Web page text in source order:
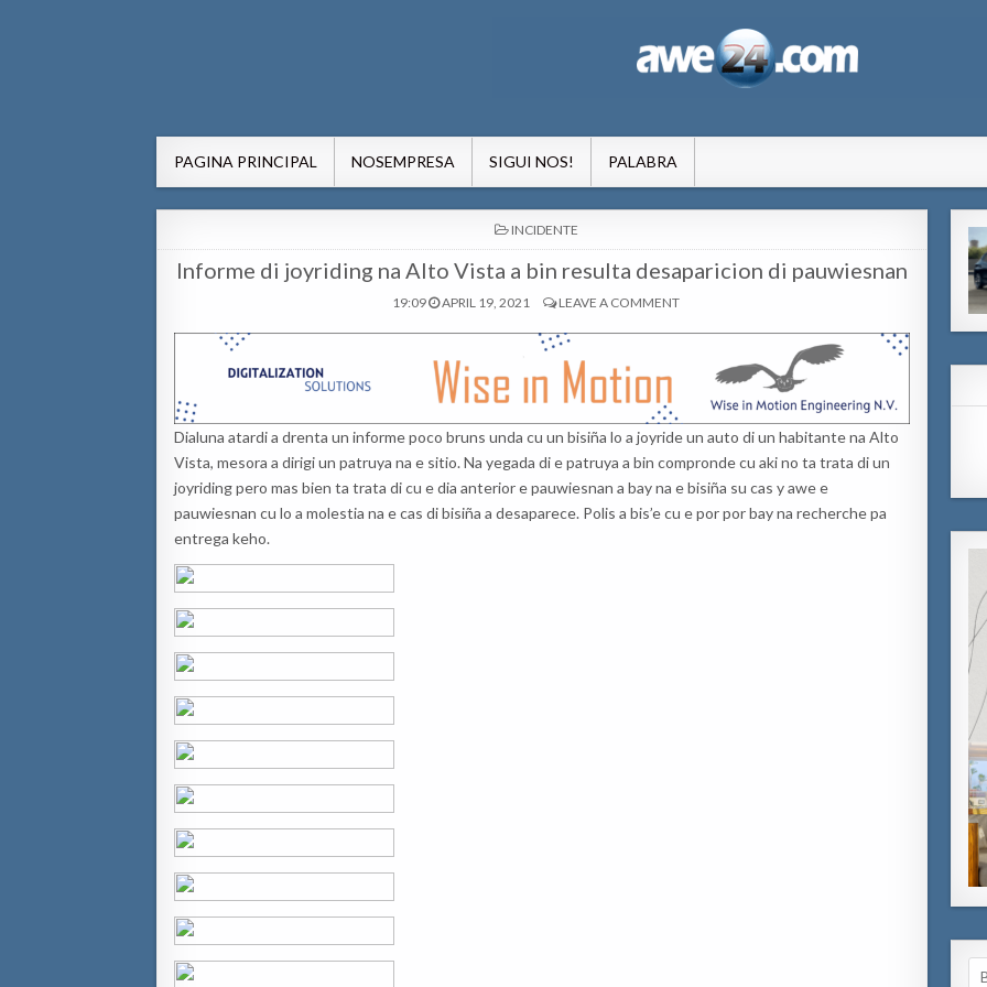
PAGINA PRINCIPAL NOSEMPRESA SIGUI NOS! PALABRA
POSTED
IN
INCIDENTE
Informe di joyriding na Alto Vista a bin resulta desaparicion di pauwiesnan
19:09 APRIL 19, 2021 LEAVE A COMMENT
Dialuna atardi a drenta un informe poco bruns unda cu un bisiña lo a joyride un auto di un habitante na Alto
Vista, mesora a dirigi un patruya na e sitio. Na yegada di e patruya a bin compronde cu aki no ta trata di un
joyriding pero mas bien ta trata di cu e dia anterior e pauwiesnan a bay na e bisiña su cas y awe e
pauwiesnan cu lo a molestia na e cas di bisiña a desaparece. Polis a bis’e cu e por por bay na recherche pa
entrega keho.